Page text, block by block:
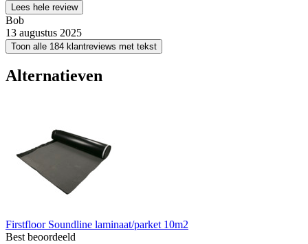
Lees hele review
Bob
13 augustus 2025
Toon alle 184 klantreviews met tekst
Alternatieven
Firstfloor Soundline laminaat/parket 10m2
Best beoordeeld